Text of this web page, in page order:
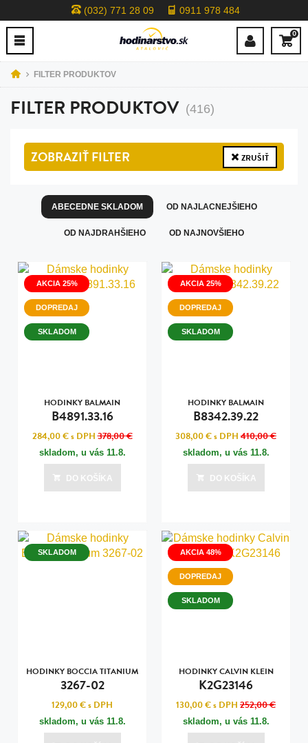
(032) 771 28 09 0911 978 484
0
FILTER PRODUKTOV
FILTER PRODUKTOV (416)
ZOBRAZIŤFILTER ZRUŠIŤ
ABECEDNE SKLADOM OD NAJLACNEJŠIEHO
OD NAJDRAHŠIEHO OD NAJNOVŠIEHO
AKCIA 25%
DOPREDAJ
SKLADOM
HODINKY BALMAIN
B4891.33.16
284,00 €s DPH378,00 €
skladom, u vás 11.8.
DO KOŠÍKA
AKCIA 25%
DOPREDAJ
SKLADOM
HODINKY BALMAIN
B8342.39.22
308,00 €s DPH 410,00 €
skladom, u vás 11.8.
DO KOŠÍKA
SKLADOM
HODINKY BOCCIA TITANIUM
3267-02
129,00 €s DPH
skladom, u vás 11.8.
AKCIA 48%
DOPREDAJ
SKLADOM
HODINKY CALVIN KLEIN
K2G23146
130,00 €s DPH 252,00 €
skladom, u vás 11.8.